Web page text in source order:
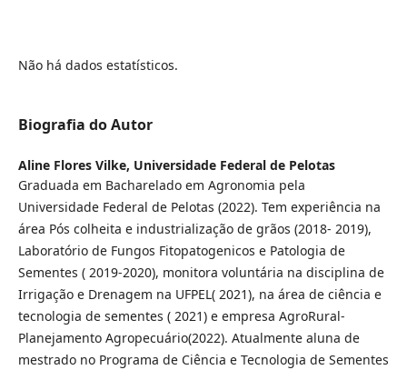
Não há dados estatísticos.
Biografia do Autor
Aline Flores Vilke, Universidade Federal de Pelotas
Graduada em Bacharelado em Agronomia pela
Universidade Federal de Pelotas (2022). Tem experiência na
área Pós colheita e industrialização de grãos (2018- 2019),
Laboratório de Fungos Fitopatogenicos e Patologia de
Sementes ( 2019-2020), monitora voluntária na disciplina de
Irrigação e Drenagem na UFPEL( 2021), na área de ciência e
tecnologia de sementes ( 2021) e empresa AgroRural-
Planejamento Agropecuário(2022). Atualmente aluna de
mestrado no Programa de Ciência e Tecnologia de Sementes